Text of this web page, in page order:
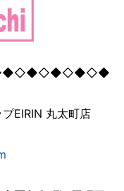
EIRIN 丸太町店